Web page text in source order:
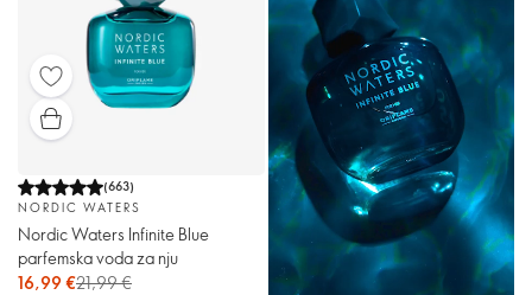
(663)
NORDIC WATERS
Nordic Waters Infinite Blue
parfemska voda za nju
16,99 €21,99 €